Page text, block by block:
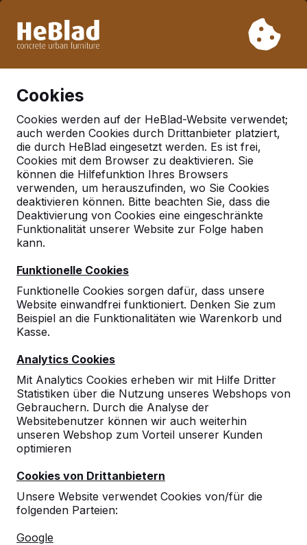
Woche 33 nicht. Bitte berücksichtigen Sie daher längere
Cookies
Cookies werden auf der HeBlad-Website verwendet;
auch werden Cookies durch Drittanbieter platziert,
die durch HeBlad eingesetzt werden. Es ist frei,
Cookies mit dem Browser zu deaktivieren. Sie
können die Hilfefunktion Ihres Browsers
verwenden, um herauszufinden, wo Sie Cookies
deaktivieren können. Bitte beachten Sie, dass die
Deaktivierung von Cookies eine eingeschränkte
Funktionalität unserer Website zur Folge haben
kann.
Funktionelle Cookies
Funktionelle Cookies sorgen dafür, dass unsere
Website einwandfrei funktioniert. Denken Sie zum
Beispiel an die Funktionalitäten wie Warenkorb und
Kasse.
Analytics Cookies
Mit Analytics Cookies erheben wir mit Hilfe Dritter
Statistiken über die Nutzung unseres Webshops von
Gebrauchern. Durch die Analyse der
Websitebenutzer können wir auch weiterhin
unseren Webshop zum Vorteil unserer Kunden
optimieren
Cookies von Drittanbietern
Unsere Website verwendet Cookies von/für die
folgenden Parteien:
Google
Deutschland
Referenties in:Albersdorf
10